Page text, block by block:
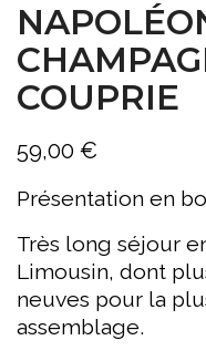
COUPRIE
59,00 €
Présentation en
Très long séjour
Limousin, dont
neuves pour la
assemblage.